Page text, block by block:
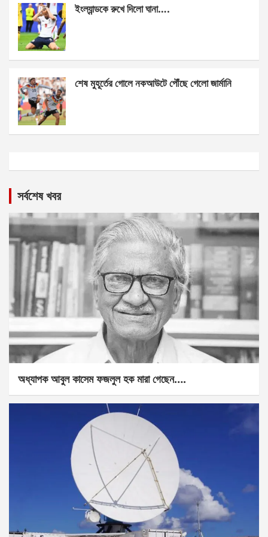
ইংল্যান্ডকে রুখে দিলো ঘানা….
শেষ মুহূর্তের গোলে নকআউটে পৌঁছে গেলো জার্মানি
সর্বশেষ খবর
অধ্যাপক আবুল কাসেম ফজলুল হক মারা গেছেন….